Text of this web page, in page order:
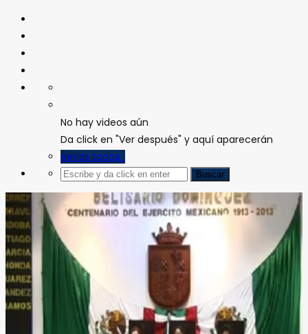
No hay videos aún
Da click en "Ver después" y aquí aparecerán
Verlos todos